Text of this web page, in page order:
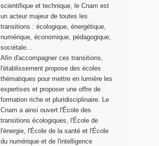
scientifique et technique, le Cnam est
un acteur majeur de toutes les
transitions : écologique, énergétique,
numérique, économique, pédagogique,
sociétale...
Afin d'accompagner ces transitions,
l'établissement propose des écoles
thématiques pour mettre en lumière les
expertises et proposer une offre de
formation riche et pluridisciplinaire. Le
Cnam a ainsi ouvert l'École des
transitions écologiques, l'École de
l'énergie, l'École de la santé et l'École
du numérique et de l'intelligence